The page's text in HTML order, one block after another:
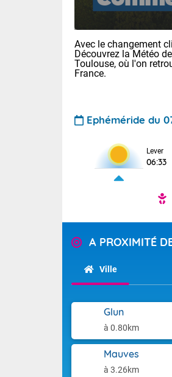
Avec le changement
Découvrez la Météo
Toulouse, où l'on
France.
Ephéméride du
Lever
06:33
A PROXIMITÉ
Ville
Glun
à 0.80km
Mauves
à 3.26km